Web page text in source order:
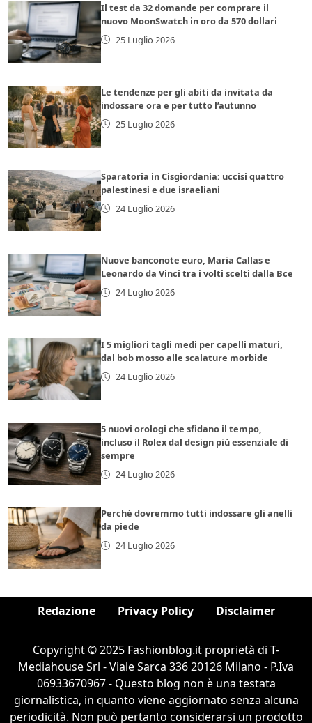
Il test da 32 domande per comprare il
nuovo MoonSwatch in oro da 570 dollari
25 Luglio 2026
Le tendenze per gli abiti da invitata da
indossare ora e per tutto l’autunno
25 Luglio 2026
Sparatoria in Cisgiordania: uccisi quattro
palestinesi e due israeliani
24 Luglio 2026
Nuove banconote euro, Maria Callas e
Leonardo da Vinci tra i volti scelti dalla Bce
24 Luglio 2026
I 5 migliori tagli medi per capelli maturi,
dal bob mosso alle scalature morbide
24 Luglio 2026
5 nuovi orologi che sfidano il tempo,
incluso il Rolex dal design più essenziale di
sempre
24 Luglio 2026
Perché dovremmo tutti indossare gli anelli
da piede
24 Luglio 2026
Redazione Privacy Policy Disclaimer
Copyright © 2025 Fashionblog.it proprietà di T-
Mediahouse Srl - Viale Sarca 336 20126 Milano - P.Iva
06933670967 - Questo blog non è una testata
giornalistica, in quanto viene aggiornato senza alcuna
periodicità. Non può pertanto considerarsi un prodotto